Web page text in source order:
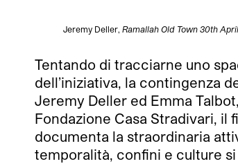
Jeremy Deller, Ramallah Old Town 30th
Tentando di tracciarne uno
dell’iniziativa, la contingenza
Jeremy Deller ed Emma
Fondazione Casa Stradivari, il
documenta la straordinaria
temporalità, confini e culture